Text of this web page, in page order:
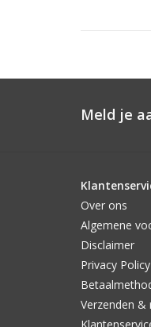
Meld je
Over ons
Algemene
Disclaimer
Privacy Policy
Verzenden &